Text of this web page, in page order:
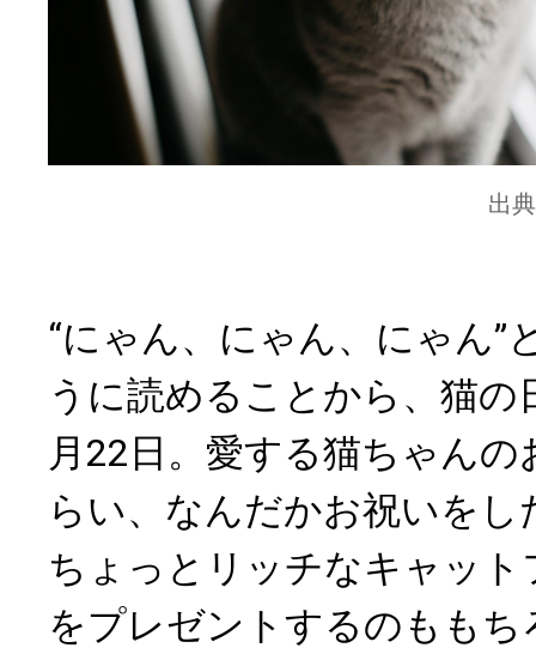
出
“にゃん、にゃん、にゃん”
うに読めることから、猫
月22日。愛する猫ちゃん
らい、なんだかお祝いを
ちょっとリッチなキャッ
をプレゼントするのもも